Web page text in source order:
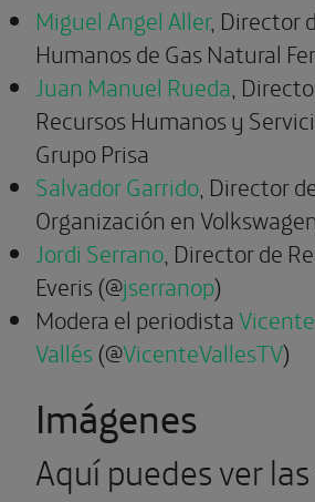
Miguel Angel Aller, Director
Humanos de Gas Natural
Juan Manuel Rueda ,
Recursos Humanos y
Grupo Prisa
Salvador Garrido , Director
Organización en
Jordi Serrano , Director de
Everis (@jserranop)
Modera el periodistaVicente
Vallés(@VicenteVallesTV)
Imágenes
Aquí puedes ver